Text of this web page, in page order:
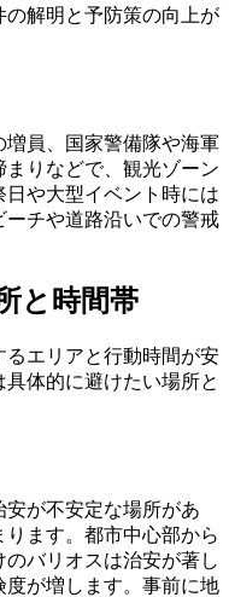
解明と予防策の向上が
員、国家警備隊や海軍
りなどで、観光ゾーン
や大型イベント時には
チや道路沿いでの警戒
と時間帯
エリアと行動時間が安
体的に避けたい場所と
が不安定な場所があ
ます。都市中心部から
バリオスは治安が著し
度が増します。事前に地